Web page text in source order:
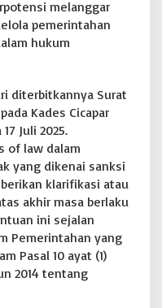
melanggar
pemerintahan
hukum
diterbitkannya Surat
Kades Cicapar
Juli 2025.
of law dalam
yang dikenai sanksi
klarifikasi atau
akhir masa berlaku
ini sejalan
Pemerintahan yang
Pasal 10 ayat (1)
2014 tentang